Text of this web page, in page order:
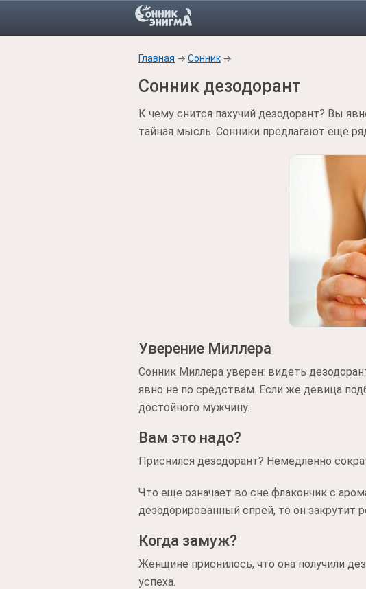
Главная → Сонник →
Сонник дезодорант
К чему снится пахучий дезодорант? Вы
тайная мысль. Сонники предлагают еще
Уверение Миллера
Сонник Миллера уверен: видеть
явно не по средствам. Если же девица
достойного мужчину.
Вам это надо?
Приснился дезодорант? Немедленно
Что еще означает во сне флакончик с
дезодорированный спрей, то он закрутит
Когда замуж?
Женщине приснилось, что она получили
успеха.